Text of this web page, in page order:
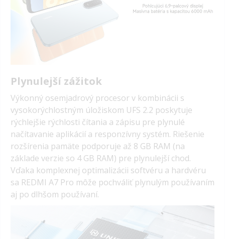
Plynulejší zážitok
Výkonný osemjadrový procesor v kombinácii s
vysokorýchlostným úložiskom UFS 2.2 poskytuje
rýchlejšie rýchlosti čítania a zápisu pre plynulé
načítavanie aplikácií a responzívny systém. Riešenie
rozšírenia pamäte podporuje až 8 GB RAM (na
základe verzie so 4 GB RAM) pre plynulejší chod.
Vďaka komplexnej optimalizácii softvéru a hardvéru
sa REDMI A7 Pro môže pochváliť plynulým používaním
aj po dlhšom používaní.